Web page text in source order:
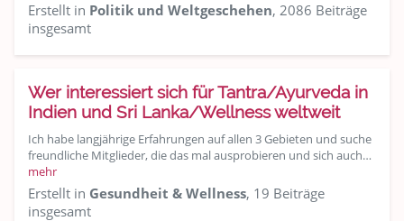
Erstellt in Politik und Weltgeschehen, 2086 Beiträge
insgesamt
Wer interessiert sich für Tantra/Ayurveda in
Indien und Sri Lanka/Wellness weltweit
Ich habe langjährige Erfahrungen auf allen 3 Gebieten und suche
freundliche Mitglieder, die das mal ausprobieren und sich auch…
mehr
Erstellt in Gesundheit & Wellness, 19 Beiträge
insgesamt